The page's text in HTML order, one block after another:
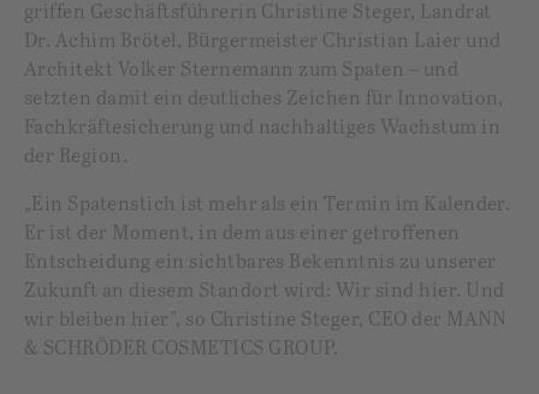
griffen Geschäftsführerin Christine Steger, Landrat
Dr. Achim Brötel, Bürgermeister Christian Laier und
Architekt Volker Sternemann zum Spaten – und
setzten damit ein deutliches Zeichen für Innovation,
Fachkräftesicherung und nachhaltiges Wachstum in
der Region.
„Ein Spatenstich ist mehr als ein Termin im Kalender.
Er ist der Moment, in dem aus einer getroffenen
Entscheidung ein sichtbares Bekenntnis zu unserer
Zukunft an diesem Standort wird: Wir sind hier. Und
wir bleiben hier", so Christine Steger, CEO der MANN
& SCHRÖDER COSMETICS GROUP.